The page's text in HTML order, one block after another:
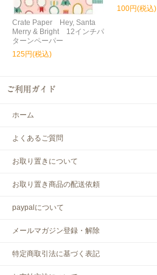
Crate Paper Hey, Santa
Merry & Bright 12インチパ
ターンペーパー
125円(税込)
100円(税込)
ホーム
よくあるご質問
お取り置きについて
お取り置き商品の配送依頼
paypalについて
メールマガジン登録・解除
特定商取引法に基づく表記